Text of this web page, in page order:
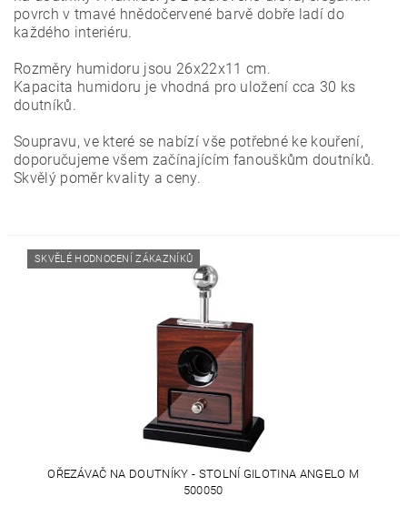
povrch v tmavé hnědočervené barvě dobře ladí do
každého interiéru.
Rozměry humidoru jsou 26x22x11 cm.
Kapacita humidoru je vhodná pro uložení cca 30 ks
doutníků.
Soupravu, ve které se nabízí vše potřebné ke kouření,
doporučujeme všem začínajícím fanouškům doutníků.
Skvělý poměr kvality a ceny.
SKVĚLÉ HODNOCENÍ ZÁKAZNÍKŮ
OŘEZÁVAČ NA DOUTNÍKY - STOLNÍ GILOTINA ANGELO M
500050